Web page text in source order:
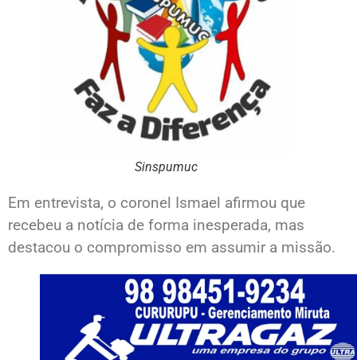
Sinspumuc
Em entrevista, o coronel Ismael afirmou que
recebeu a notícia de forma inesperada, mas
destacou o compromisso em assumir a missão.